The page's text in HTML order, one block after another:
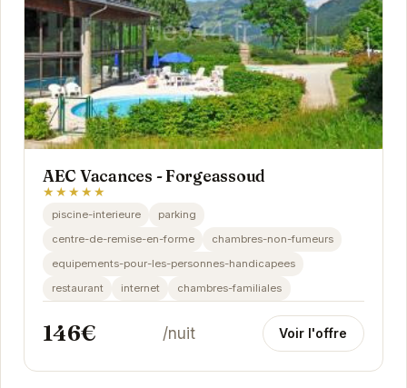
AEC Vacances - Forgeassoud
★★★★★
piscine-interieure
parking
centre-de-remise-en-forme
chambres-non-fumeurs
equipements-pour-les-personnes-handicapees
restaurant
internet chambres-familiales
146€ /nuit Voir l'offre